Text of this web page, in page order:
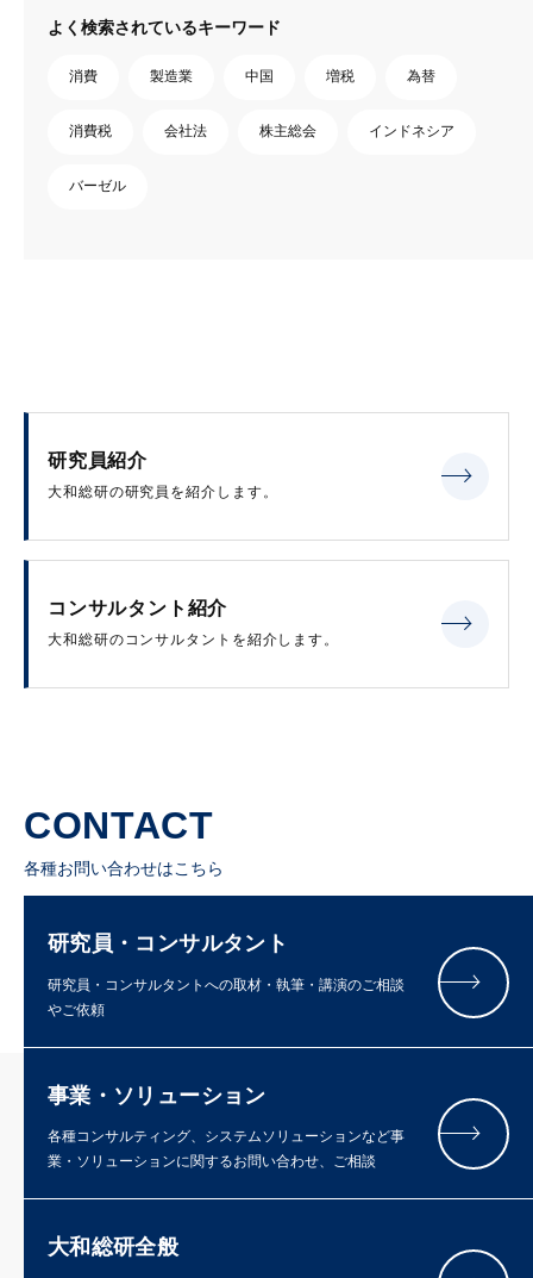
よく検索されているキーワード
消費 製造業 中国 増税 為替
消費税 会社法 株主総会 インドネシア
バーゼル
研究員紹介
大和総研の研究員を紹介します。
コンサルタント紹介
大和総研のコンサルタントを紹介します。
CONTACT
各種お問い合わせはこちら
研究員・コンサルタント
研究員・コンサルタントへの取材・執筆・講演のご相談
やご依頼
事業・ソリューション
各種コンサルティング、システムソリューションなど事
業・ソリューションに関するお問い合わせ、ご相談
大和総研全般